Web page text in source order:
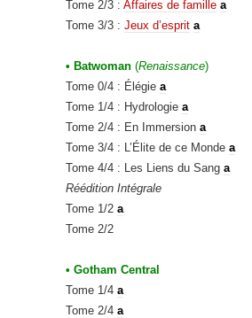
Tome 2/3 : Affaires de famille a
Tome 3/3 : Jeux d’esprit a
• Batwoman (Renaissance)
Tome 0/4 : Élégie a
Tome 1/4 : Hydrologie a
Tome 2/4 : En Immersion a
Tome 3/4 : L’Élite de ce Monde a
Tome 4/4 : Les Liens du Sang a
Réédition Intégrale
Tome 1/2 a
Tome 2/2
• Gotham Central
Tome 1/4 a
Tome 2/4 a